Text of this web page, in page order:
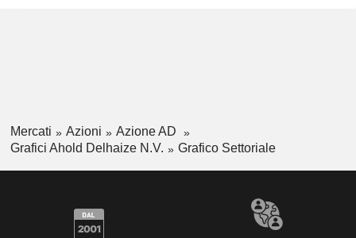
Mercati Azioni
Azione AD
Grafici Ahold Delhaize N.V.
Grafico Settoriale